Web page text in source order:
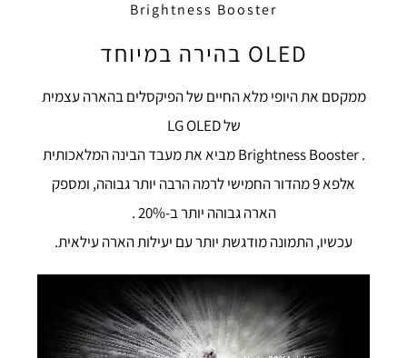
Brightness Booster
OLED בהירה במיוחד
ממקסם את היופי מלא החיים של הפיקסלים בהארה עצמית
של LG OLED
. Brightness Booster מביא את מעבד הבינה המלאכותית
אלפא 9 מהדור החמישי לרמה הרבה יותר גבוהה, ומספק
הארה גבוהה יותר ב-20% .
עכשיו, התמונה מודגשת יותר עם יעילות הארה עילאית.